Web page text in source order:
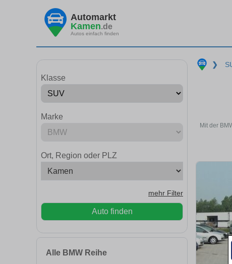
Automarkt
Kamen.de
Autos einfach finden
Klasse
Marke
Ort, Region oder PLZ
mehr Filter
Auto finden
Alle BMW Reihe
❯
Mit der